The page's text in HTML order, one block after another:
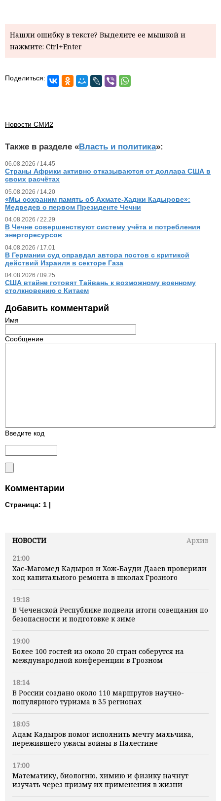
НОВОСТИ
Архив
21:00
Хас-Магомед Кадыров и Хож-Бауди Дааев проверили
ход капитального ремонта в школах Грозного
19:18
В Чеченской Республике подвели итоги совещания по
безопасности и подготовке к зиме
19:00
Более 100 гостей из около 20 стран соберутся на
международной конференции в Грозном
18:14
В России создано около 110 маршрутов научно-
популярного туризма в 35 регионах
18:05
Адам Кадыров помог исполнить мечту мальчика,
пережившего ужасы войны в Палестине
17:00
Математику, биологию, химию и физику начнут
изучать через призму их применения в жизни
Нашли ошибку в тексте? Выделите ее мышкой и
нажмите: Ctrl+Enter
Поделиться:
Новости СМИ2
Также в разделе «Власть и политика»:
06.08.2026 / 14.45
Страны Африки активно отказываются от доллара США в
своих расчётах
05.08.2026 / 14.20
«Мы сохраним память об Ахмате-Хаджи Кадырове»:
Медведев о первом Президенте Чечни
04.08.2026 / 22.29
В Чечне совершенствуют систему учёта и потребления
энергоресурсов
04.08.2026 / 17.01
В Германии суд оправдал автора постов с критикой
действий Израиля в секторе Газа
04.08.2026 / 09.25
США втайне готовят Тайвань к возможному военному
столкновению с Китаем
Добавить комментарий
Имя
Сообщение
Введите код
Комментарии
Страница: 1 |